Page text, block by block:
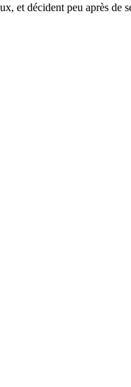
et décident peu après de